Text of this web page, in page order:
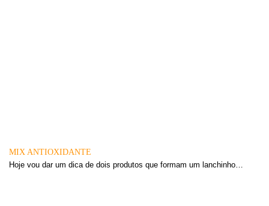
MIX ANTIOXIDANTE
Hoje vou dar um dica de dois produtos que formam um lanchinho…